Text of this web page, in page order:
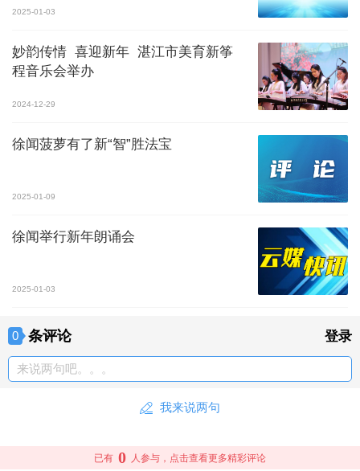
2025-01-03
妙韵传情 喜迎新年 湛江市美育新筝
程音乐会举办
2024-12-29
徐闻菠萝有了新“智”胜法宝
2025-01-09
徐闻举行新年朗诵会
2025-01-03
0 条评论 登录
来说两句吧。。。
我来说两句
已有 0 人参与，点击查看更多精彩评论